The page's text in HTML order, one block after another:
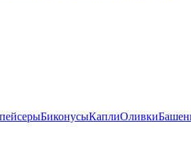
БиконусыКаплиОливки